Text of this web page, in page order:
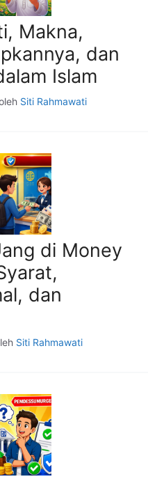
Makna,
dan
Islam
Siti Rahmawati
di Money
dan
Siti Rahmawati